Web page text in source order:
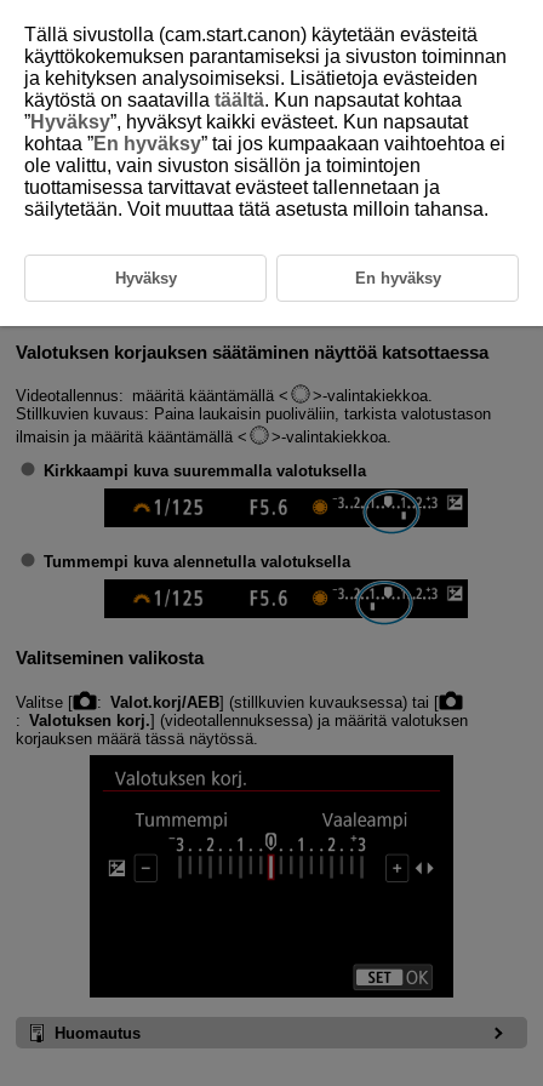
D388-069
Valotuksen korjaus
Voit asettaa valotuksen korjauksen positiiviseksi tai negatiiviseksi, kun
Videotallennus: [
] [ ] [ ] [
Stillkuvien kuvaus: Fv P Tv Av M
Valotuksen korjauksen säätäminen näyttöä katsottaessa
Videotallennus: määritä kääntämällä
-valintakiekkoa.
Stillkuvien kuvaus: Paina laukaisin puoliväliin, tarkista valotustason
ilmaisin ja määritä kääntämällä
-valintakiekkoa.
Kirkkaampi kuva suuremmalla valotuksella
Tummempi kuva alennetulla valotuksella
Valitseminen valikosta
Valitse [ : Valot.korj/AEB] (stillkuvien kuvauksessa) tai [
: Valotuksen korj.] (videotallennuksessa) ja määritä valotuksen
korjauksen määrä tässä näytössä.
Huomautus
Tällä sivustolla (cam.start.canon) käytetään evästeitä
käyttökokemuksen parantamiseksi ja sivuston toiminnan
ja kehityksen analysoimiseksi. Lisätietoja evästeiden
käytöstä on saatavilla täältä. Kun napsautat kohtaa
”Hyväksy”, hyväksyt kaikki evästeet. Kun napsautat
kohtaa ”En hyväksy” tai jos kumpaakaan vaihtoehtoa ei
ole valittu, vain sivuston sisällön ja toimintojen
tuottamisessa tarvittavat evästeet tallennetaan ja
säilytetään. Voit muuttaa tätä asetusta milloin tahansa.
Hyväksy En hyväksy